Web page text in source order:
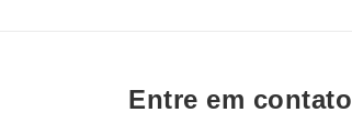
Entre em contato